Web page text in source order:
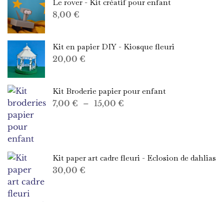
Le rover - Kit créatif pour enfant
8,00 €
Kit en papier DIY - Kiosque fleuri
20,00 €
Kit Broderie papier pour enfant
7,00 € – 15,00 €
15,00 €
Kit paper art cadre fleuri - Eclosion de dahlias
30,00 €